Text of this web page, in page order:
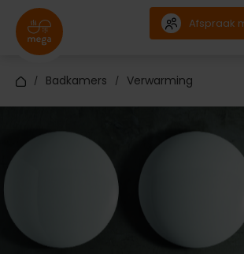
Afspraak
/ Badkamers / Verwarming